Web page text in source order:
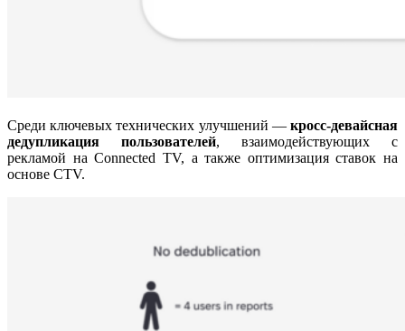
Среди ключевых технических улучшений — кросс-девайсная
дедупликация пользователей, взаимодействующих с
рекламой на Connected TV, а также оптимизация ставок на
основе CTV.